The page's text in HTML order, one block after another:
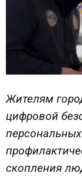
Жителям
цифровой
скопления